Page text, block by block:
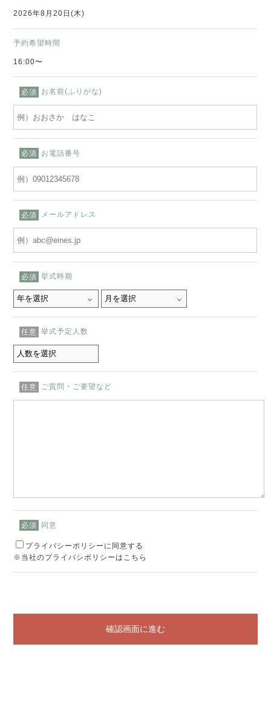
2026年8月20日(木)
予約希望時間
16:00〜
必須 お名前(ふりがな)
必須 お電話番号
必須 メールアドレス
必須 挙式時期
任意 挙式予定人数
任意 ご質問・ご要望など
必須 同意
プライバシーポリシーに同意する
※当社のプライバシポリシーはこちら
確認画面に進む